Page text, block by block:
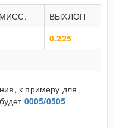
ВЫХЛОП
0.225
к примеру для
0005/0505